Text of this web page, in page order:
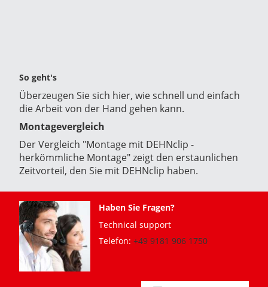
So geht's
Überzeugen Sie sich hier, wie schnell und einfach
die Arbeit von der Hand gehen kann.
Montagevergleich
Der Vergleich "Montage mit DEHNclip -
herkömmliche Montage" zeigt den erstaunlichen
Zeitvorteil, den Sie mit DEHNclip haben.
Haben Sie Fragen?
Technical support
Telefon: +49 9181 906 1750